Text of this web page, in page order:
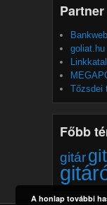
goliat.hu
Tőzsdei
Főbb
gitár
A honlap további